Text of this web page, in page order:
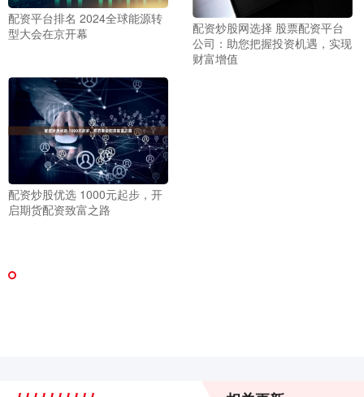
配资平台排名 2024全球能源转
型大会在京开幕
配资炒股网选择 股票配资平台
公司：助您把握投资机遇，实现
财富增值
配资炒股优选 1000元起步，开
启期货配资致富之路